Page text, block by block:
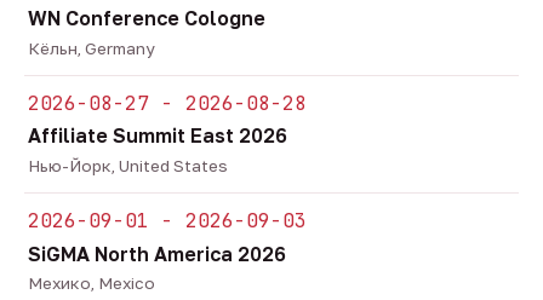
WN Conference Cologne
Кёльн, Germany
2026-08-27 - 2026-08-28
Affiliate Summit East 2026
Нью-Йорк, United States
2026-09-01 - 2026-09-03
SiGMA North America 2026
Мехико, Mexico